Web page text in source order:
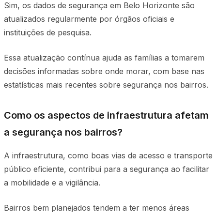
Sim, os dados de segurança em Belo Horizonte são
atualizados regularmente por órgãos oficiais e
instituições de pesquisa.
Essa atualização contínua ajuda as famílias a tomarem
decisões informadas sobre onde morar, com base nas
estatísticas mais recentes sobre segurança nos bairros.
Como os aspectos de infraestrutura afetam
a segurança nos bairros?
A infraestrutura, como boas vias de acesso e transporte
público eficiente, contribui para a segurança ao facilitar
a mobilidade e a vigilância.
Bairros bem planejados tendem a ter menos áreas